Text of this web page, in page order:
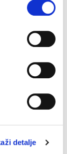
detalje
za danas 3.